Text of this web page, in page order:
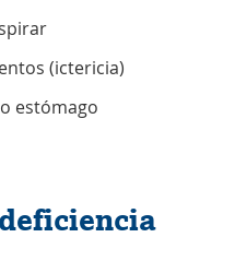
(ictericia)
estómago